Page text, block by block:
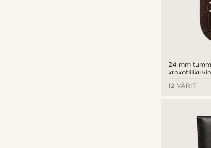
24 mm
12 VÄRIT